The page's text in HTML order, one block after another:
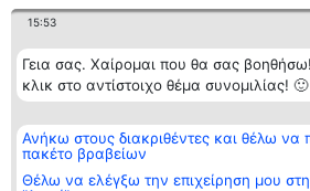
15:53
Γεια σας. Χαίρομαι που θα σας
κλικ στο αντίστοιχο θέμα συνομιλίας! 🙂
Ανήκω στους διακριθέντες και θέλω
πακέτο βραβείων
Θέλω να ελέγξω την επιχείρηση μου
Διοργανωτής της
κατάταξης
BEAUTIFUL COMPANY
ΤΗΛ. ΕΠΙΚΟΙΝΩΝΙΑΣ:
Κατάταξη
Διακριθέντες
των
διακριθέντων